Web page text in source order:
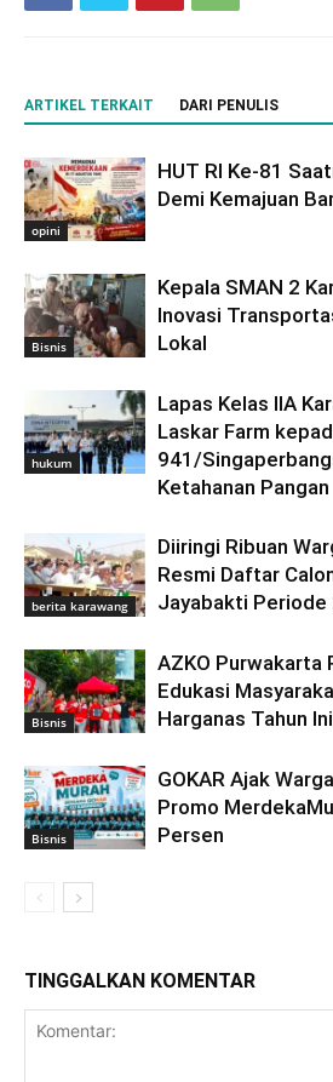
ARTIKEL TERKAIT DARI PENULIS
opini
HUT RI Ke-81
Demi Kemajuan
Bisnis
Kepala SMAN 2
Inovasi
Lokal
hukum
Lapas Kelas IIA
Laskar Farm
941/
Ketahanan Pangan
berita karawang
Diiringi Ribuan
Resmi Daftar
Jayabakti
Bisnis
AZKO Purwakarta
Edukasi
Harganas Tahun Ini
Bisnis
GOKAR Ajak
Promo
Persen
TINGGALKAN KOMENTAR